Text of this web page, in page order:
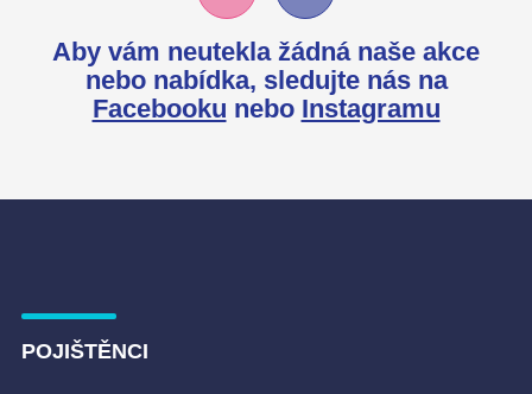
Aby vám neutekla žádná naše akce
nebo nabídka, sledujte nás na
Facebooku nebo Instagramu
POJIŠTĚNCI